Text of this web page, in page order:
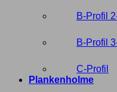
B-Profil
B-Profil
C-Profil
Plankenholme